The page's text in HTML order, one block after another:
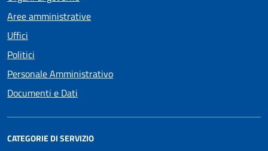
Aree amministrative
Uffici
Politici
Personale Amministrativo
Documenti e Dati
CATEGORIE DI SERVIZIO